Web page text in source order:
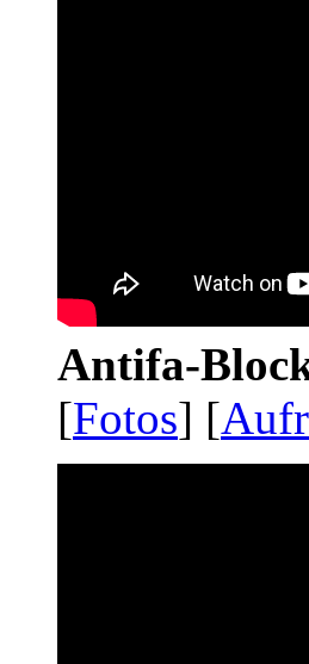
Antifa-
[Fotos] [